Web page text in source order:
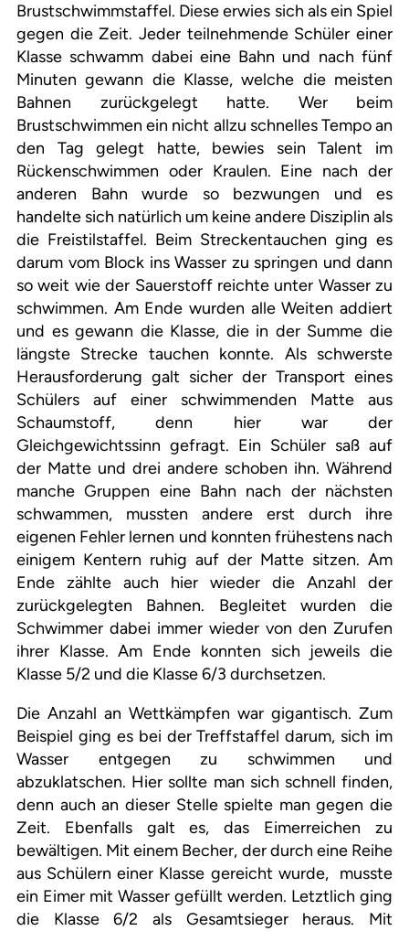
Brustschwimmstaffel. Diese erwies sich als ein Spiel
gegen die Zeit. Jeder teilnehmende Schüler einer
Klasse schwamm dabei eine Bahn und nach fünf
Minuten gewann die Klasse, welche die meisten
Bahnen zurückgelegt hatte. Wer beim
Brustschwimmen ein nicht allzu schnelles Tempo an
den Tag gelegt hatte, bewies sein Talent im
Rückenschwimmen oder Kraulen. Eine nach der
anderen Bahn wurde so bezwungen und es
handelte sich natürlich um keine andere Disziplin als
die Freistilstaffel. Beim Streckentauchen ging es
darum vom Block ins Wasser zu springen und dann
so weit wie der Sauerstoff reichte unter Wasser zu
schwimmen. Am Ende wurden alle Weiten addiert
und es gewann die Klasse, die in der Summe die
längste Strecke tauchen konnte. Als schwerste
Herausforderung galt sicher der Transport eines
Schülers auf einer schwimmenden Matte aus
Schaumstoff, denn hier war der
Gleichgewichtssinn gefragt. Ein Schüler saß auf
der Matte und drei andere schoben ihn. Während
manche Gruppen eine Bahn nach der nächsten
schwammen, mussten andere erst durch ihre
eigenen Fehler lernen und konnten frühestens nach
einigem Kentern ruhig auf der Matte sitzen. Am
Ende zählte auch hier wieder die Anzahl der
zurückgelegten Bahnen. Begleitet wurden die
Schwimmer dabei immer wieder von den Zurufen
ihrer Klasse. Am Ende konnten sich jeweils die
Klasse 5/2 und die Klasse 6/3 durchsetzen.
Die Anzahl an Wettkämpfen war gigantisch. Zum
Beispiel ging es bei der Treffstaffel darum, sich im
Wasser entgegen zu schwimmen und
abzuklatschen. Hier sollte man sich schnell finden,
denn auch an dieser Stelle spielte man gegen die
Zeit. Ebenfalls galt es, das Eimerreichen zu
bewältigen. Mit einem Becher, der durch eine Reihe
aus Schülern einer Klasse gereicht wurde, musste
ein Eimer mit Wasser gefüllt werden. Letztlich ging
die Klasse 6/2 als Gesamtsieger heraus. Mit